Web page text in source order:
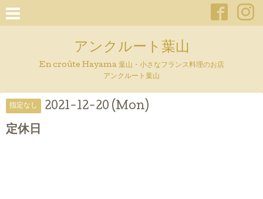
アンクルート葉山
En croûte Hayama 葉山・小さなフランス料理のお店
アンクルート葉山
指定なし 2021-12-20 (Mon)
定休日